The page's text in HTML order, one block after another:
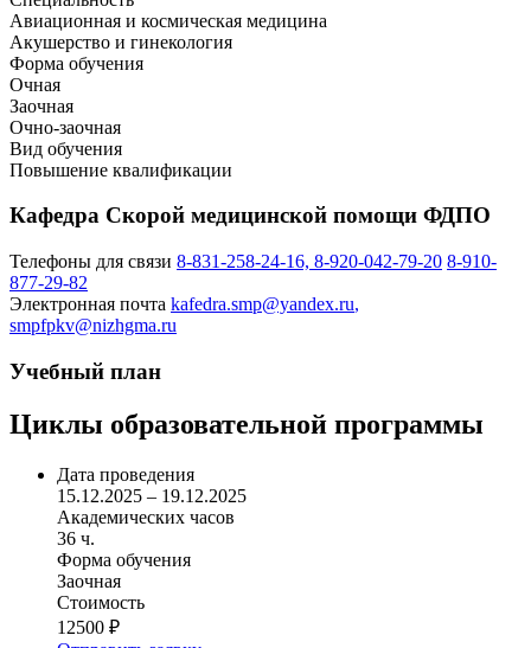
Авиационная и космическая медицина
Акушерство и гинекология
Форма обучения
Очная
Заочная
Очно-заочная
Вид обучения
Повышение квалификации
Кафедра Скорой медицинской помощи ФДПО
Телефоны для связи 8-831-258-24-16, 8-920-042-79-20 8-910-
877-29-82
Электронная почта kafedra.smp@yandex.ru,
smpfpkv@nizhgma.ru
Учебный план
Циклы образовательной программы
Дата проведения
15.12.2025 – 19.12.2025
Академических часов
36 ч.
Форма обучения
Заочная
Стоимость
12500 ₽